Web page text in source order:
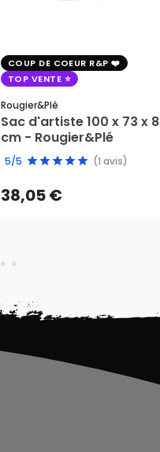
COUP DE COEUR R&P
TOP VENTE
Rougier&plé
Sac d'artiste 100 x 73 x 8
cm - Rougier&Plé
5/5 (1 avis)
38,05 €
38,05 €
AJOUTER AU PANIER